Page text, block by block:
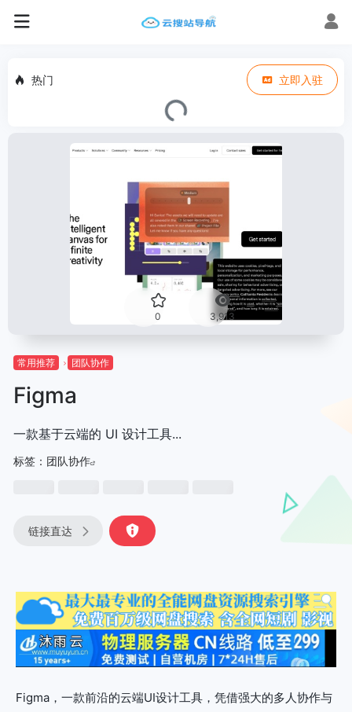
热门 立即入驻
0 3,913
常用推荐 团队协作
Figma
一款基于云端的 UI 设计工具...
标签： 团队协作
链接直达
Figma，一款前沿的云端UI设计工具，凭借强大的多人协作与